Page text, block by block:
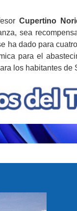
Cupertino
sea
ha dado para
para el
los habitantes de